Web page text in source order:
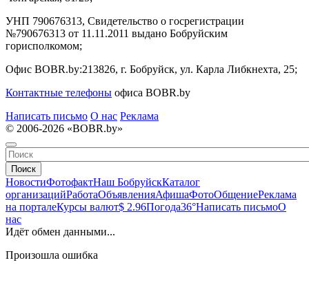
УНП 790676313, Свидетельство о госрегистрации
№790676313 от 11.11.2011 выдано Бобруйским
горисполкомом;
Офис BOBR.by:213826, г. Бобруйск, ул. Карла Либкнехта, 25;
Контактные телефоны офиса BOBR.by
Написать письмо О нас Реклама
© 2006-2026 «BOBR.by»
Поиск
НовостиФотофактНаш БобруйскКаталог
организацийРаботаОбъявленияАфишаФотоОбщениеРеклама
на порталеКурсы валют$ 2.96Погода36°Написать письмоО
нас
Идёт обмен данными...
Произошла ошибка